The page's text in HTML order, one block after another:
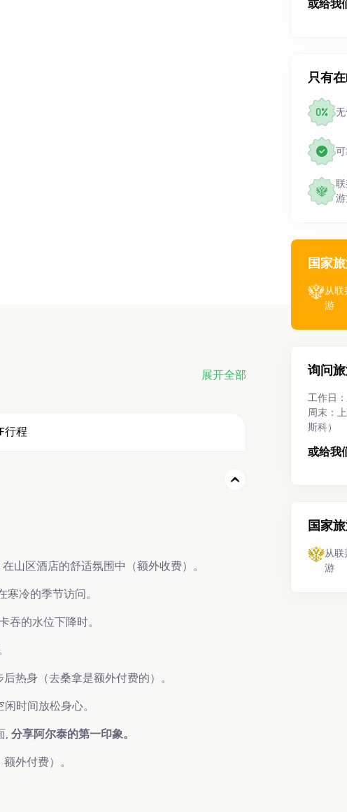
展开全部
行程
在山区酒店的舒适氛围中（额外收费）。
冷的季节访问。
吞的水位下降时。
热身（去桑拿是额外付费的）。
时间放松身心。
, 分享阿尔泰的第一印象。
外付费）。
或给我
只有
国家
从联
游
询问
工作日
周末：
斯科）
或给我
国家
从联
游